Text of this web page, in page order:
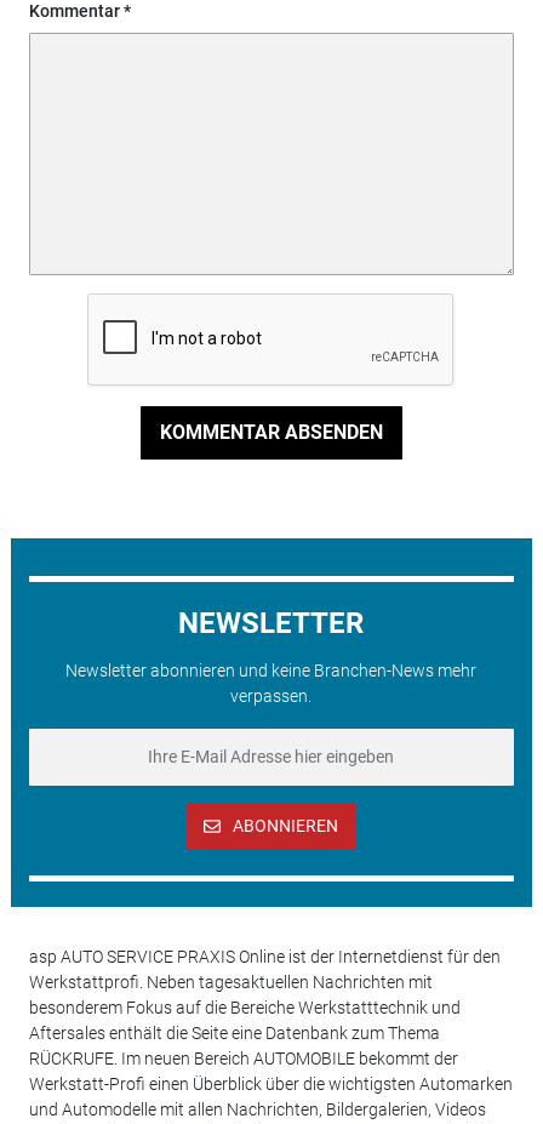
Kommentar
KOMMENTAR ABSENDEN
NEWSLETTER
Newsletter abonnieren und keine Branchen-News mehr
verpassen.
ABONNIEREN
asp AUTO SERVICE PRAXIS Online ist der Internetdienst für den
Werkstattprofi. Neben tagesaktuellen Nachrichten mit
besonderem Fokus auf die Bereiche Werkstatttechnik und
Aftersales enthält die Seite eine Datenbank zum Thema
RÜCKRUFE. Im neuen Bereich AUTOMOBILE bekommt der
Werkstatt-Profi einen Überblick über die wichtigsten Automarken
und Automodelle mit allen Nachrichten, Bildergalerien, Videos